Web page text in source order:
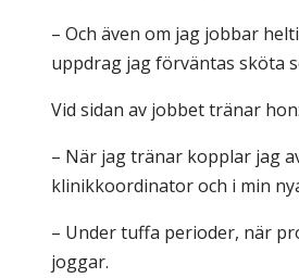
– Och även om jag jobbar
uppdrag jag förväntas sköta
Vid sidan av jobbet tränar
– När jag tränar kopplar jag
klinikkoordinator och i min
– Under tuffa perioder, när
joggar.